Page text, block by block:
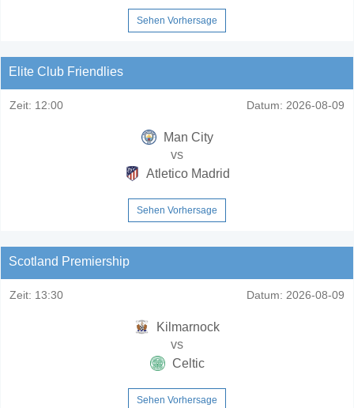
Sehen Vorhersage
Elite Club Friendlies
Zeit: 12:00 Datum: 2026-08-09
Man City
vs
Atletico Madrid
Sehen Vorhersage
Scotland Premiership
Zeit: 13:30 Datum: 2026-08-09
Kilmarnock
vs
Celtic
Sehen Vorhersage